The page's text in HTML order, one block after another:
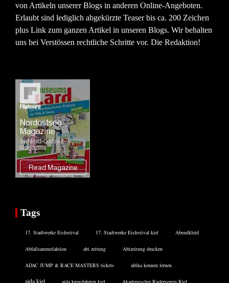
von Artikeln unserer Blogs in anderen Online-Angeboten.
Erlaubt sind lediglich abgekürzte Teaser bis ca. 200 Zeichen
plus Link zum ganzen Artikel in unseren Blogs. Wir behalten
uns bei Verstössen rechtliche Schritte vor. Die Redaktion!
Tags
17. Stadtwerke Eisfestival 17. Stadtwerke Eisfestival kiel Abendkleid
Abfallsammelaktion abi zeitung Abizeitung drucken
ADAC JUMP & RACE MASTERS tickets afrika kennen lernen
aida kiel